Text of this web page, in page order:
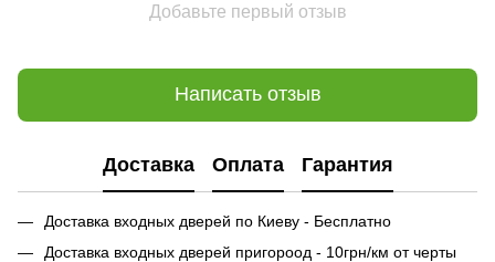
Добавьте первый отзыв
Написать отзыв
Доставка Оплата Гарантия
Доставка входных дверей по Киеву - Бесплатно
Доставка входных дверей пригороод - 10грн/км от черты